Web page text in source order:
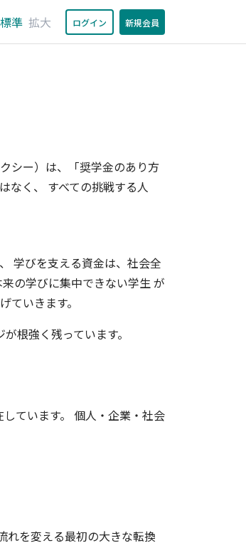
標準 拡大 ログイン 新規会員
シー）は、「奨学金のあり方
なく、 すべての挑戦する人
学びを支える資金は、社会全
の学びに集中できない学生 が
いきます。
根強く残っています。
ています。 個人・企業・社会
れを変える最初の大きな転換